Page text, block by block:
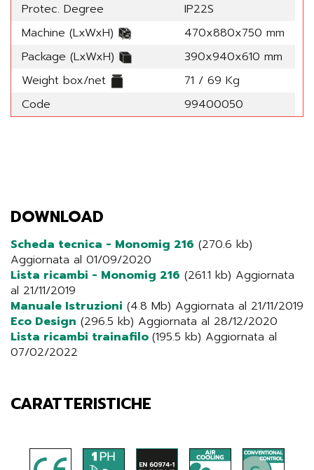
Protec. Degree
IP22S
Machine (LxWxH)
470x880x750 mm
Package (LxWxH)
390x940x610 mm
Weight box/net
71 / 69 Kg
Code
99400050
DOWNLOAD
Scheda tecnica - Monomig 216 (270.6 kb)
Aggiornata al 01/09/2020
Lista ricambi - Monomig 216 (261.1 kb) Aggiornata
al 21/11/2019
Manuale Istruzioni (4.8 Mb) Aggiornata al 21/11/2019
Eco Design (296.5 kb) Aggiornata al 28/12/2020
Lista ricambi trainafilo (195.5 kb) Aggiornata al
07/02/2022
CARATTERISTICHE